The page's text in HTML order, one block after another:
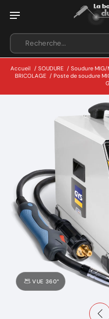
Accueil / SOUDURE / Soudure MIG/
BRICOLAGE / Poste de soudure
VUE 360°